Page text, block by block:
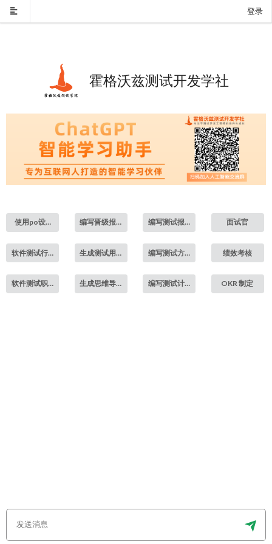
登录
霍格沃兹测试开发学社
使用po设计模式输出自动化测试用例
软件测试行业前景分析
软件测试职业发展
编写晋级报告
生成测试用例
生成思维导图
编写测试报告
编写测试方案
编写测试计划
面试官
绩效考核
OKR 制定